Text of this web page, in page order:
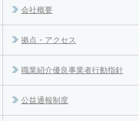
会社概要
拠点・アクセス
職業紹介優良事業者行動指針
公益通報制度